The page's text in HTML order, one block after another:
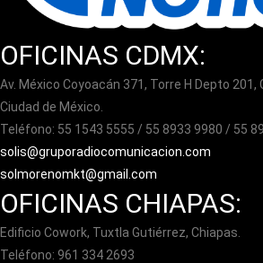
OFICINAS CDMX:
Av. México Coyoacán 371, Torre H Depto 201,
Ciudad de México.
Teléfono: 55 1543 5555 / 55 8933 9980 / 55
solis@gruporadiocomunicacion.com
solmorenomkt@gmail.com
OFICINAS CHIAPAS:
Edificio Cowork, Tuxtla Gutiérrez, Chiapas.
Teléfono: 961 334 2693